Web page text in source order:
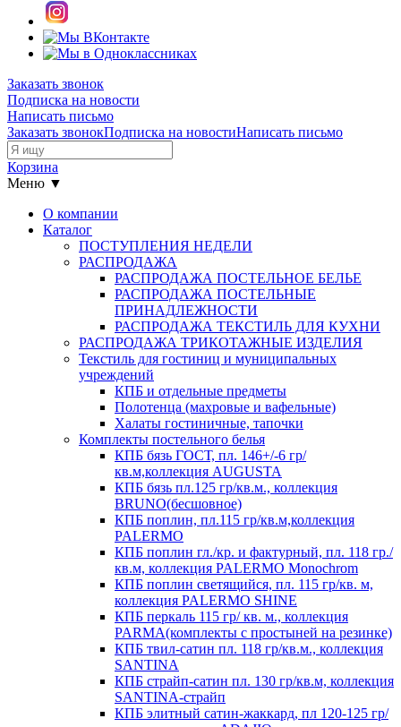
Заказать звонок
Подписка на новости
Написать письмо
Заказать звонокПодписка на новостиНаписать письмо
Корзина
Меню ▼
О компании
Каталог
ПОСТУПЛЕНИЯ НЕДЕЛИ
РАСПРОДАЖА
РАСПРОДАЖА ПОСТЕЛЬНОЕ БЕЛЬЕ
РАСПРОДАЖА ПОСТЕЛЬНЫЕ
ПРИНАДЛЕЖНОСТИ
РАСПРОДАЖА ТЕКСТИЛЬ ДЛЯ КУХНИ
РАСПРОДАЖА ТРИКОТАЖНЫЕ ИЗДЕЛИЯ
Текстиль для гостиниц и муниципальных
учреждений
КПБ и отдельные предметы
Полотенца (махровые и вафельные)
Халаты гостиничные, тапочки
Комплекты постельного белья
КПБ бязь ГОСТ, пл. 146+/-6 гр/
кв.м,коллекция AUGUSTA
КПБ бязь пл.125 гр/кв.м., коллекция
BRUNO(бесшовное)
КПБ поплин, пл.115 гр/кв.м,коллекция
PALERMO
КПБ поплин гл./кр. и фактурный, пл. 118 гр./
кв.м, коллекция PALERMO Monochrom
КПБ поплин светящийся, пл. 115 гр/кв. м,
коллекция PALERMO SHINE
КПБ перкаль 115 гр/ кв. м., коллекция
PARMA(комплекты с простыней на резинке)
КПБ твил-сатин пл. 118 гр/кв.м., коллекция
SANTINA
КПБ страйп-сатин пл. 130 гр/кв.м, коллекция
SANTINA-страйп
КПБ элитный сатин-жаккард, пл 120-125 гр/